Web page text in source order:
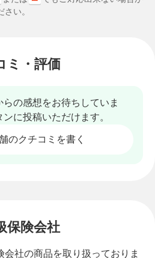
い。
ミ・評価
の感想をお待ちしていま
に投稿いただけます。
のクチコミを書く
保険会社
会社の商品を取り扱っておりま